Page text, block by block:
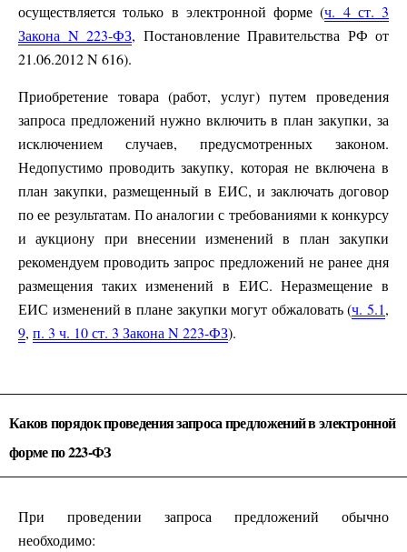
осуществляется только в электронной форме (ч. 4 ст. 3
Закона N 223-ФЗ, Постановление Правительства РФ от
21.06.2012 N 616).
Приобретение товара (работ, услуг) путем проведения
запроса предложений нужно включить в план закупки, за
исключением случаев, предусмотренных законом.
Недопустимо проводить закупку, которая не включена в
план закупки, размещенный в ЕИС, и заключать договор
по ее результатам. По аналогии с требованиями к конкурсу
и аукциону при внесении изменений в план закупки
рекомендуем проводить запрос предложений не ранее дня
размещения таких изменений в ЕИС. Неразмещение в
ЕИС изменений в плане закупки могут обжаловать (ч. 5.1,
9, п. 3 ч. 10 ст. 3 Закона N 223-ФЗ).
Каков порядок проведения запроса предложений в электронной
форме по 223-ФЗ
При проведении запроса предложений обычно
необходимо: